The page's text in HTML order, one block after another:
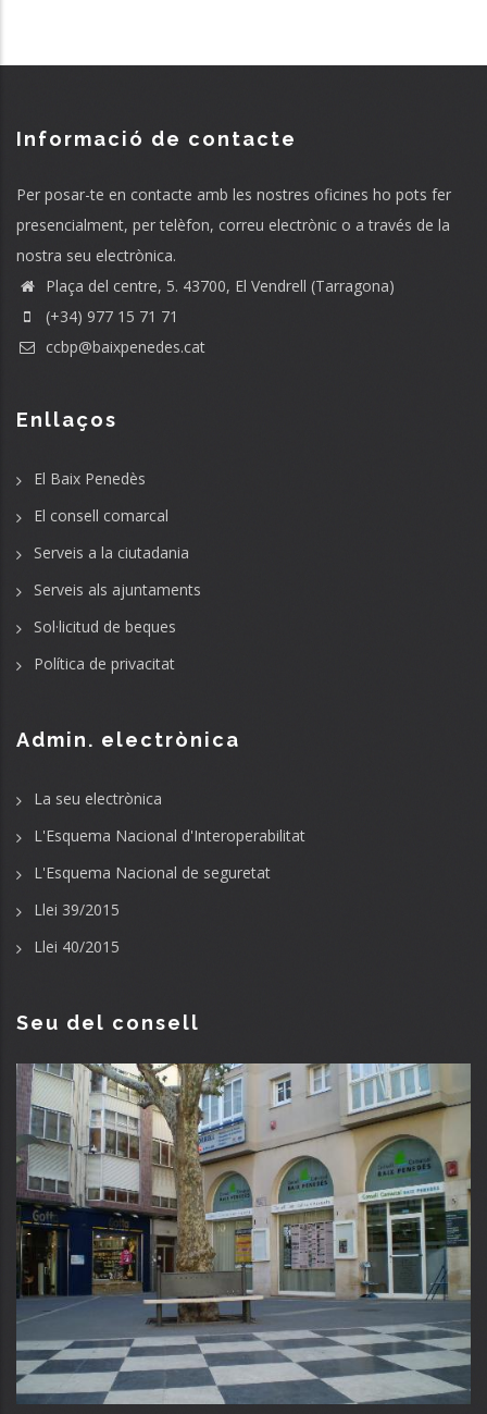
Informació de contacte
Per posar-te en contacte amb les nostres oficines ho pots fer
presencialment, per telèfon, correu electrònic o a través de la
nostra seu electrònica.
Plaça del centre, 5. 43700, El Vendrell (Tarragona)
(+34) 977 15 71 71
ccbp@baixpenedes.cat
Enllaços
El Baix Penedès
El consell comarcal
Serveis a la ciutadania
Serveis als ajuntaments
Sol·licitud de beques
Política de privacitat
Admin. electrònica
La seu electrònica
L'Esquema Nacional d'Interoperabilitat
L'Esquema Nacional de seguretat
Llei 39/2015
Llei 40/2015
Seu del consell